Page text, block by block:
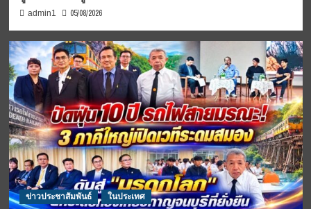
admin1 05/08/2026
ข่าวประชาสัมพันธ์ ในประเทศ